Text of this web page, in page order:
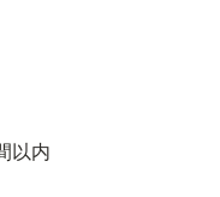
以内